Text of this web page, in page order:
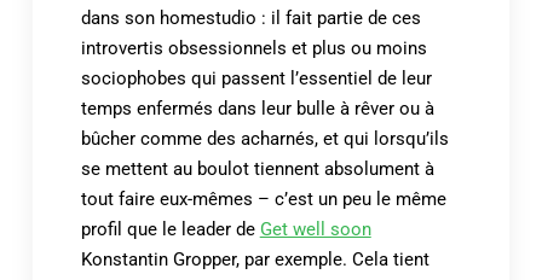
dans son homestudio : il fait partie de ces
introvertis obsessionnels et plus ou moins
sociophobes qui passent l’essentiel de leur
temps enfermés dans leur bulle à rêver ou à
bûcher comme des acharnés, et qui lorsqu’ils
se mettent au boulot tiennent absolument à
tout faire eux-mêmes – c’est un peu le même
profil que le leader de Get well soon
Konstantin Gropper, par exemple. Cela tient